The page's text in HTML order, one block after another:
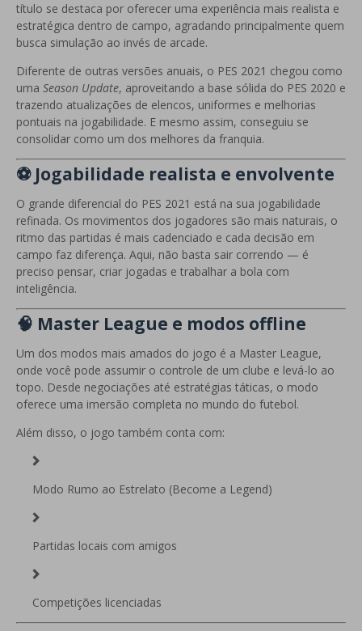
título se destaca por oferecer uma experiência mais realista e
estratégica dentro de campo, agradando principalmente quem
busca simulação ao invés de arcade.
Diferente de outras versões anuais, o PES 2021 chegou como
uma Season Update, aproveitando a base sólida do PES 2020 e
trazendo atualizações de elencos, uniformes e melhorias
pontuais na jogabilidade. E mesmo assim, conseguiu se
consolidar como um dos melhores da franquia.
⚽ Jogabilidade realista e envolvente
O grande diferencial do PES 2021 está na sua jogabilidade
refinada. Os movimentos dos jogadores são mais naturais, o
ritmo das partidas é mais cadenciado e cada decisão em
campo faz diferença. Aqui, não basta sair correndo — é
preciso pensar, criar jogadas e trabalhar a bola com
inteligência.
🧠 Master League e modos offline
Um dos modos mais amados do jogo é a Master League,
onde você pode assumir o controle de um clube e levá-lo ao
topo. Desde negociações até estratégias táticas, o modo
oferece uma imersão completa no mundo do futebol.
Além disso, o jogo também conta com:
Modo Rumo ao Estrelato (Become a Legend)
Partidas locais com amigos
Competições licenciadas